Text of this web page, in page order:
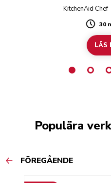
KitchenAid
30
LÄS
Populära
FÖREGÅENDE